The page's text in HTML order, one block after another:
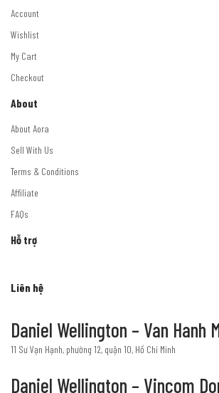
Account
Wishlist
My Cart
Checkout
About
About Aora
Sell With Us
Terms & Conditions
Affiliate
FAQs
Hỗ trợ
Liên hệ
Daniel Wellington – Van Hanh
11 Sư Vạn Hạnh, phường 12, quận 10, Hồ Chí Minh
Daniel Wellington – Vincom